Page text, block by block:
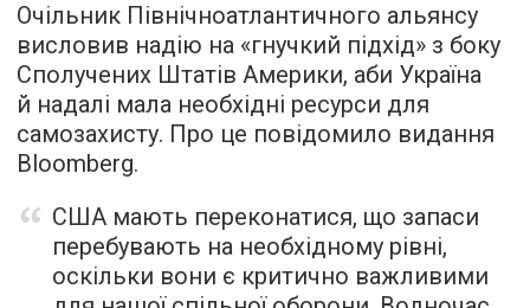
Очільник Північноатлантичного альянсу
висловив надію на «гнучкий підхід» з боку
Сполучених Штатів Америки, аби Україна
й надалі мала необхідні ресурси для
самозахисту. Про це повідомило видання
Bloomberg.
США мають переконатися, що запаси
перебувають на необхідному рівні,
оскільки вони є критично важливими